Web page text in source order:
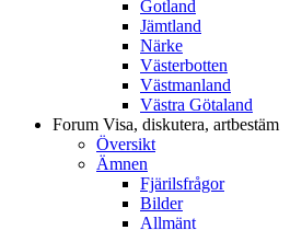
Gotland
Jämtland
Närke
Västerbotten
Västmanland
Västra Götaland
Forum Visa, diskutera, artbestäm
Översikt
Ämnen
Fjärilsfrågor
Bilder
Allmänt